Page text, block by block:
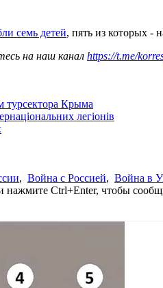
семь детей, пять из которых -
на наш канал https://t.me/
турсектора Крыма
легіонів
, Война с Россией, Война в
Ctrl+Enter, чтобы